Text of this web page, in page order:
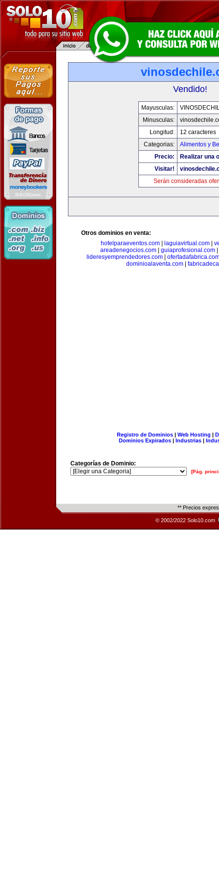
Vendido!
Mayusculas:
Minusculas:
Longitud:
12 caracteres
Categorias:
Alimentos y
Precio:
Realizar una
Visitar!
Serán consideradas
Otros dominios en venta:
hotelparaeventos.com
laguiavirtual.com
areadenegocios.com
guiaprofesional.com
lideresyemprendedores.com
dominioalaventa.com|
Registro de Dominios| Web Hosting |
Dominios Expirados | Industrias |
Categorías de Dominio:
[Pág.
** Precios
© 2002/2022 Solo10.com